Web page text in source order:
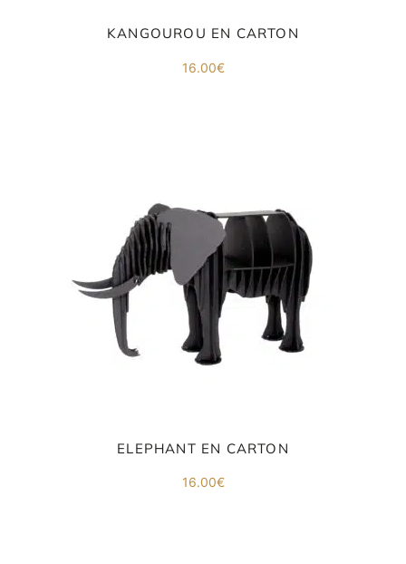
KANGOUROU EN CARTON
16.00€
ELEPHANT EN CARTON
16.00€
FAMILLE & ENFANTS